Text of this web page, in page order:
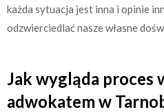
każda sytuacja jest inna i opinie
odzwierciedlać nasze własne
Jak wygląda proces
adwokatem w